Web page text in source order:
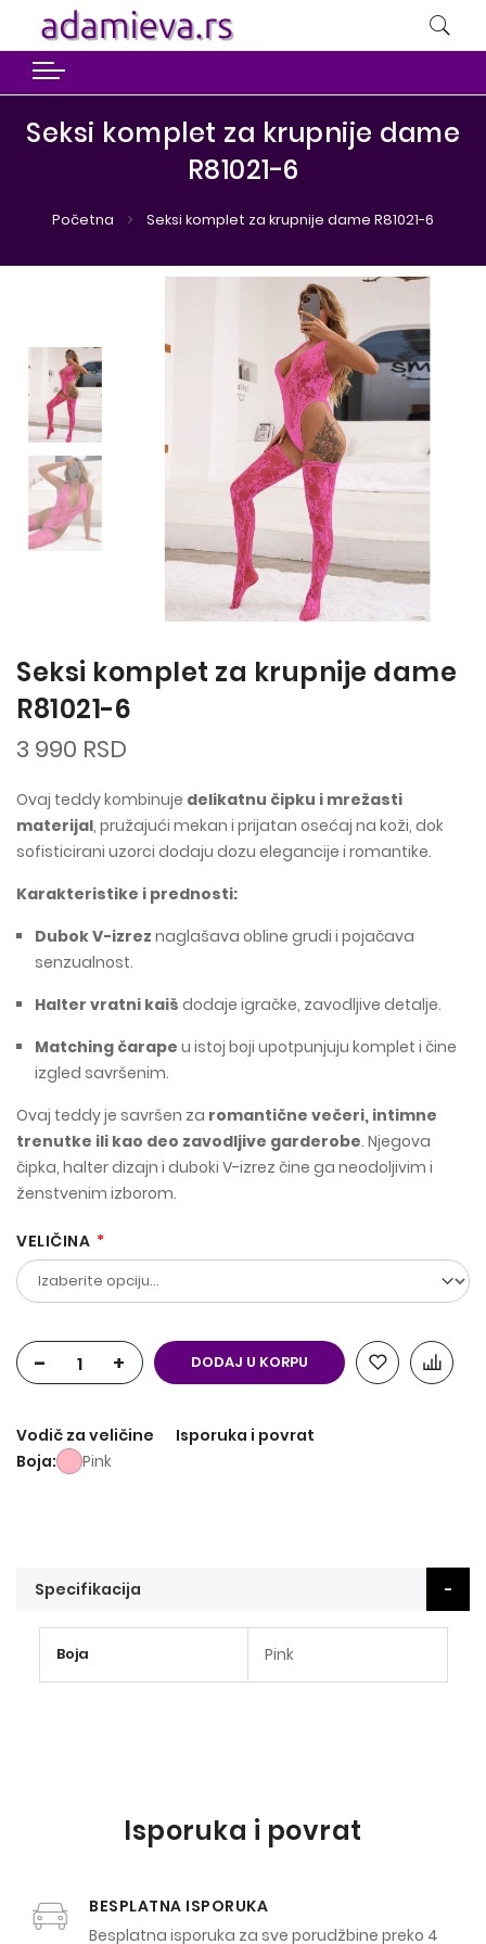
Seksi komplet za krupnije dame
R81021-6
Početna Seksi komplet za krupnije dame R81021-6
Seksi komplet za krupnije dame
R81021-6
3 990 RSD
Ovaj teddy kombinuje delikatnu čipku i mrežasti
materijal, pružajući mekan i prijatan osećaj na koži, dok
sofisticirani uzorci dodaju dozu elegancije i romantike.
Karakteristike i prednosti:
Dubok V-izrez naglašava obline grudi i pojačava
senzualnost.
Halter vratni kaiš dodaje igračke, zavodljive detalje.
Matching čarape u istoj boji upotpunjuju komplet i čine
izgled savršenim.
Ovaj teddy je savršen za romantične večeri, intimne
trenutke ili kao deo zavodljive garderobe. Njegova
čipka, halter dizajn i duboki V-izrez čine ga neodoljivim i
ženstvenim izborom.
VELIČINA
- + DODAJ U KORPU
Vodič za veličine
Isporuka i povrat
Boja
Pink
Specifikacija
informacija
Boja Pink
Isporuka i povrat
BESPLATNA ISPORUKA
Besplatna isporuka za sve porudžbine preko 4